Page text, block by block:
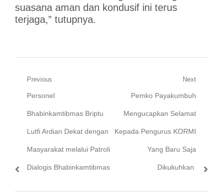
suasana aman dan kondusif ini terus
terjaga,” tutupnya.
Navigasi
pos
Previous
Previous
post:
Personel
Bhabinkamtibmas Briptu
Lutfi Ardian Dekat dengan
Masyarakat melalui Patroli
Dialogis Bhabinkamtibmas
Next
Next
post:
Pemko Payakumbuh
Mengucapkan Selamat
Kepada Pengurus KORMI
Yang Baru Saja
Dikukuhkan